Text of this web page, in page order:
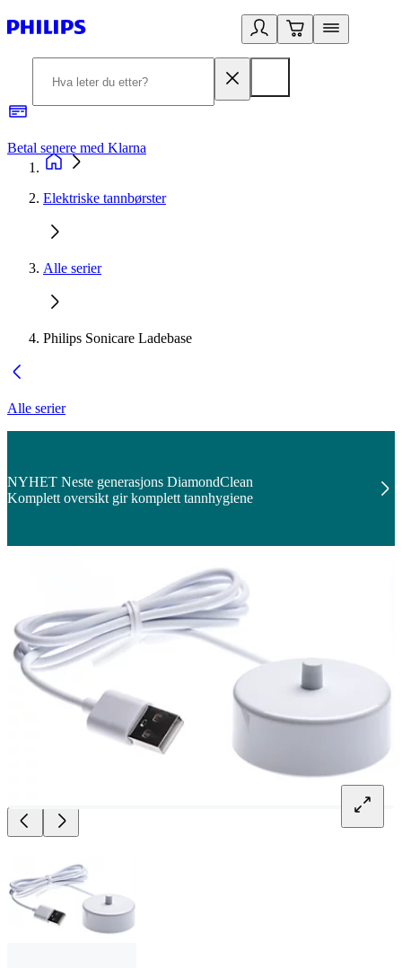
Betal senere med Klarna
Elektriske tannbørster
Alle serier
Philips Sonicare Ladebase
Alle serier
NYHET Neste generasjons DiamondClean
Komplett oversikt gir komplett tannhygiene